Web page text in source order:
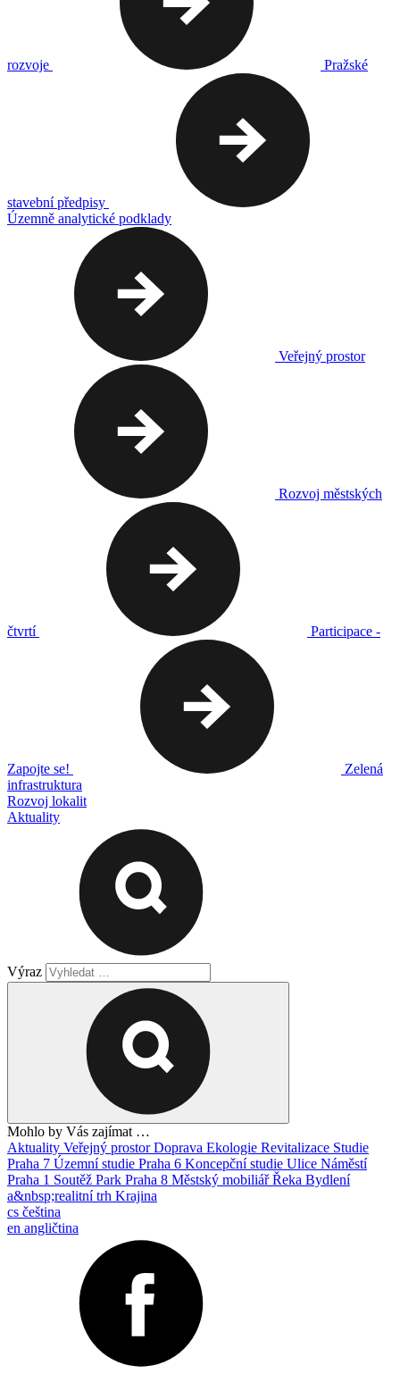
rozvoje Pražské
stavební předpisy
Územně analytické podklady
Veřejný prostor
Rozvoj městských
čtvrtí Participace -
Zapojte se!
Zelená
infrastruktura
Rozvoj lokalit
Aktuality
Výraz
Mohlo by Vás zajímat …
Aktuality Veřejný prostorDoprava Ekologie Revitalizace Studie
Praha 7 Územní studie Praha 6 Koncepční studie Ulice Náměstí
Praha 1 Soutěž Park Praha 8 Městský mobiliářŘeka Bydlení
a&nbsp;realitní trh Krajina
cs čeština
en angličtina